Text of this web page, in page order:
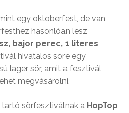
egy oktoberfest, de van
hasonlóan lesz
bajor perec, 1 literes
hivatalos söre egy
lager sör, amit a fesztivál
megvásárolni.
sörfesztiválnak a HopTop